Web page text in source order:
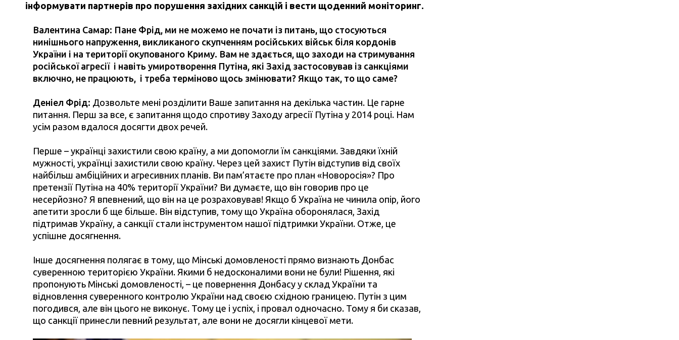
інформувати партнерів про порушення західних санкцій і вести щоденний моніторинг.
Валентина Самар: Пане Фрід, ми не можемо не почати із питань, що стосуються
нинішнього напруження, викликаного скупченням російських військ біля кордонів
України і на території окупованого Криму. Вам не здається, що заходи на стримування
російської агресії і навіть умиротворення Путіна, які Захід застосовував із санкціями
включно, не працюють, і треба терміново щось змінювати? Якщо так, то що саме?
Деніел Фрід: Дозвольте мені розділити Ваше запитання на декілька частин. Це гарне
питання. Перш за все, є запитання щодо спротиву Заходу агресії Путіна у 2014 році. Нам
усім разом вдалося досягти двох речей.
Перше – українці захистили свою країну, а ми допомогли їм санкціями. Завдяки їхній
мужності, українці захистили свою країну. Через цей захист Путін відступив від своїх
найбільш амбіційних и агресивних планів. Ви пам’ятаєте про план «Новоросія»? Про
претензії Путіна на 40% території України? Ви думаєте, що він говорив про це
несерйозно? Я впевнений, що він на це розраховував! Якщо б Україна не чинила опір, його
апетити зросли б ще більше. Він відступив, тому що Україна оборонялася, Захід
підтримав Україну, а санкції стали інструментом нашої підтримки України. Отже, це
успішне досягнення.
Інше досягнення полягає в тому, що Мінські домовленості прямо визнають Донбас
суверенною територією України. Якими б недосконалими вони не були! Рішення, які
пропонують Мінські домовленості, – це повернення Донбасу у склад України та
відновлення суверенного контролю України над своєю східною границею. Путін з цим
погодився, але він цього не виконує. Тому це і успіх, і провал одночасно. Тому я би сказав,
що санкції принесли певний результат, але вони не досягли кінцевої мети.